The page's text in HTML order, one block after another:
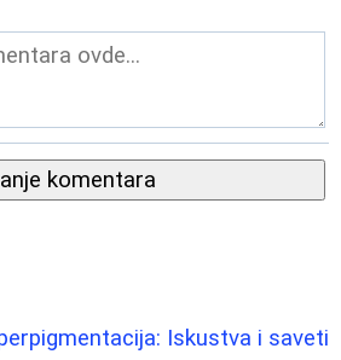
komentara
Iskustva i saveti